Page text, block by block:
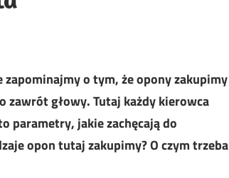
o tym, że opony zakupimy
zawrót głowy. Tutaj każdy kierowca
parametry, jakie zachęcają do
opon tutaj zakupimy? O czym trzeba